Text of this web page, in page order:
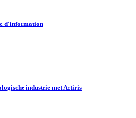
d'information
industrie met Actiris